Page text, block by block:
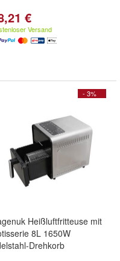
€
Versand
- 3%
Heißluftfritteuse mit
8L 1650W
Drehkorb